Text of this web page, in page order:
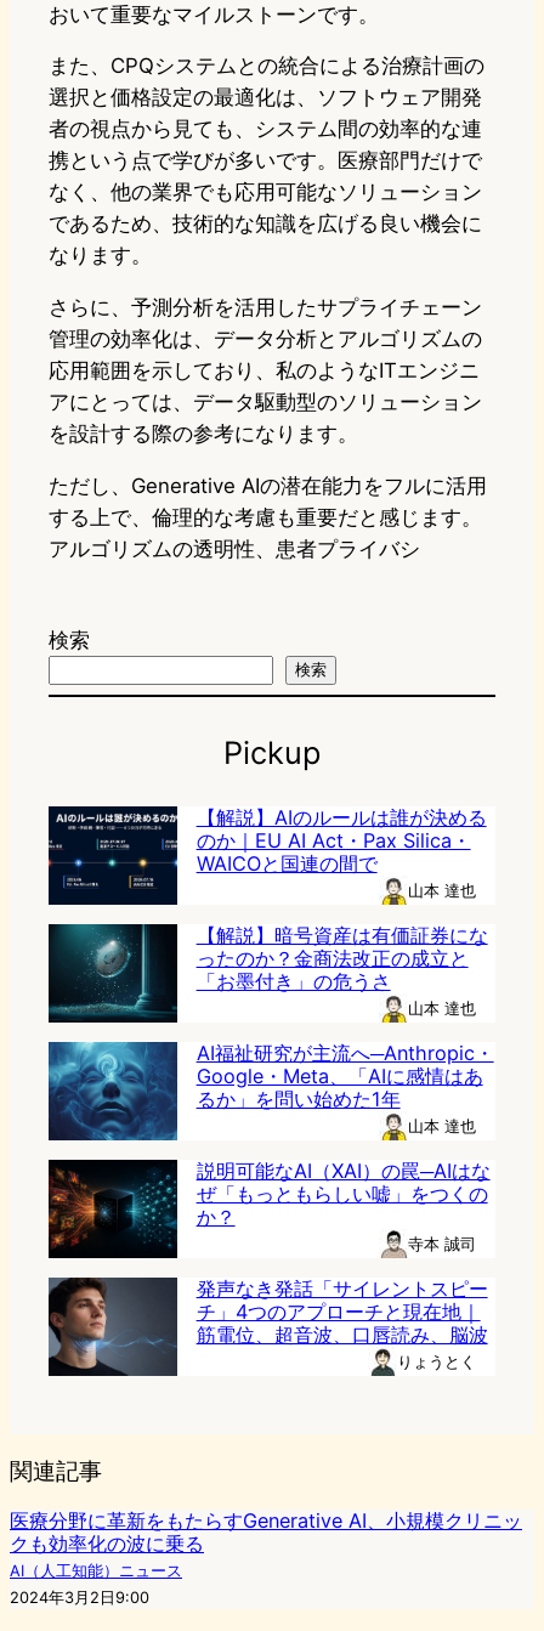
おいて重要なマイルストーンです。
また、CPQシステムとの統合による治療計画の
選択と価格設定の最適化は、ソフトウェア開発
者の視点から見ても、システム間の効率的な連
携という点で学びが多いです。医療部門だけで
なく、他の業界でも応用可能なソリューション
であるため、技術的な知識を広げる良い機会に
なります。
さらに、予測分析を活用したサプライチェーン
管理の効率化は、データ分析とアルゴリズムの
応用範囲を示しており、私のようなITエンジニ
アにとっては、データ駆動型のソリューション
を設計する際の参考になります。
ただし、Generative AIの潜在能力をフルに活用
する上で、倫理的な考慮も重要だと感じます。
アルゴリズムの透明性、患者プライバシ
検索
検索
Pickup
【解説】AIのルールは誰が決める
のか｜EU AI Act・Pax Silica・
WAICOと国連の間で
山本 達也
【解説】暗号資産は有価証券にな
ったのか？金商法改正の成立と
「お墨付き」の危うさ
山本 達也
AI福祉研究が主流へ─Anthropic・
Google・Meta、「AIに感情はあ
るか」を問い始めた1年
山本 達也
説明可能なAI（XAI）の罠─AIはな
ぜ「もっともらしい嘘」をつくの
か？
寺本 誠司
発声なき発話「サイレントスピー
チ」4つのアプローチと現在地｜
筋電位、超音波、口唇読み、脳波
りょうとく
関連記事
医療分野に革新をもたらすGenerative AI、小規模クリニッ
クも効率化の波に乗る
AI（人工知能）ニュース
2024年3月2日9:00